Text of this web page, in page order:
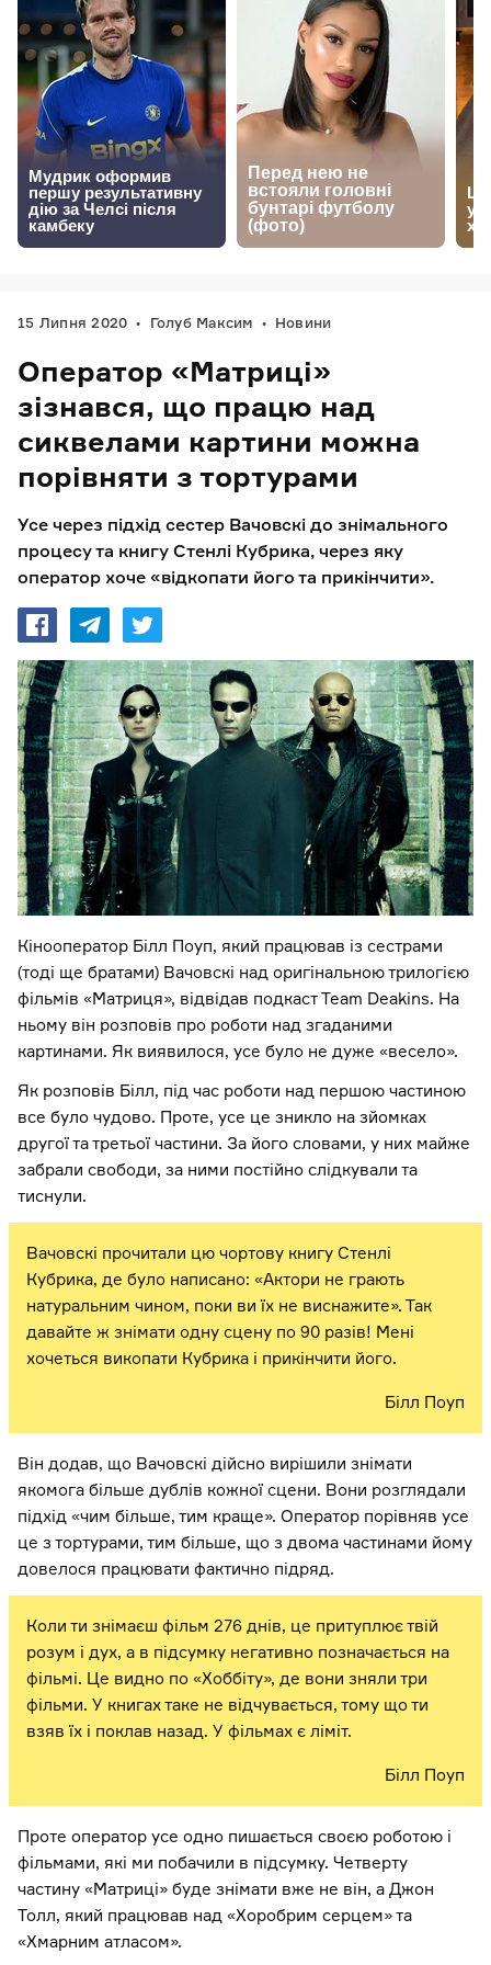
15 Липня 2020 Голуб Максим Новини
Оператор «Матриці»
зізнався, що працю над
сиквелами картини можна
порівняти з тортурами
Усе через підхід сестер Вачовскі до знімального
процесу та книгу Стенлі Кубрика, через яку
оператор хоче «відкопати його та прикінчити».
Кінооператор Білл Поуп, який працював із сестрами
(тоді ще братами) Вачовскі над оригінальною трилогією
фільмів «Матриця», відвідав подкаст Team Deakins. На
ньому він розповів про роботи над згаданими
картинами. Як виявилося, усе було не дуже «весело».
Як розповів Білл, під час роботи над першою частиною
все було чудово. Проте, усе це зникло на зйомках
другої та третьої частини. За його словами, у них майже
забрали свободи, за ними постійно слідкували та
тиснули.
Вачовскі прочитали цю чортову книгу Стенлі
Кубрика, де було написано: «Актори не грають
натуральним чином, поки ви їх не виснажите». Так
давайте ж знімати одну сцену по 90 разів! Мені
хочеться викопати Кубрика і прикінчити його.
Білл Поуп
Він додав, що Вачовскі дійсно вирішили знімати
якомога більше дублів кожної сцени. Вони розглядали
підхід «чим більше, тим краще». Оператор порівняв усе
це з тортурами, тим більше, що з двома частинами йому
довелося працювати фактично підряд.
Коли ти знімаєш фільм 276 днів, це притуплює твій
розум і дух, а в підсумку негативно позначається на
фільмі. Це видно по «Хоббіту», де вони зняли три
фільми. У книгах таке не відчувається, тому що ти
взяв їх і поклав назад. У фільмах є ліміт.
Білл Поуп
Проте оператор усе одно пишається своєю роботою і
фільмами, які ми побачили в підсумку. Четверту
частину «Матриці» буде знімати вже не він, а Джон
Толл, який працював над «Хоробрим серцем» та
«Хмарним атласом».